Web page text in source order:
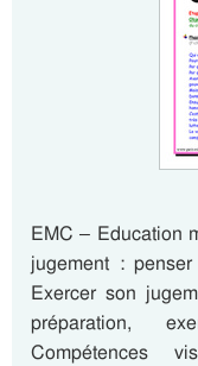
EMC – Education
jugement :
Exercer son
préparation,
Compétences